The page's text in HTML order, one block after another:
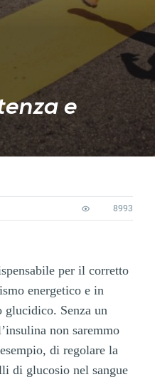
e
8993
per il corretto
energetico e in
glucidico. Senza un
non saremmo
di regolare la
di glucosio nel sangue